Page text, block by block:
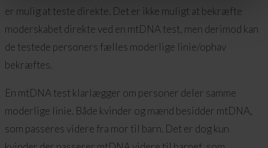
er mulig at teste direkte. Det er ikke muligt at bekræfte
moderskabet direkte ved en mtDNA test, men derimod kan
de testede personers fælles moderlige linie/ophav
bekræftes.
En mtDNA test klarlægger om personer deler samme
moderlige linie. Både kvinder og mænd besidder mtDNA,
som passeres videre fra mor til barn. Det er dog kun